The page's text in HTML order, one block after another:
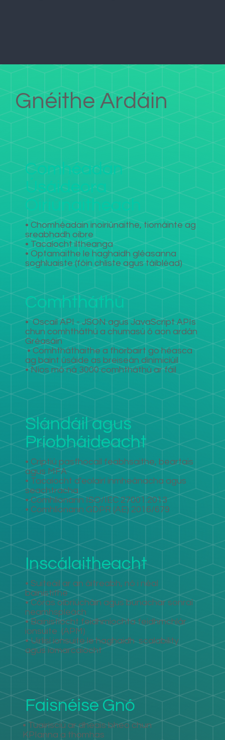
Comhéadan
Úsáideora
Oiriúnaitheach
• Chomhéadain inoiriúnaithe, tiomáinte ag
sreabhadh oibre
• Tacaíocht iltheanga
• Optamaithe le haghaidh gléasanna
soghluaiste (fóin chliste agus táibléad)
Comhtháthú
• Oscail API - JSON agus JavaScript APIs
chun comhtháthú a chumasú ó aon ardán
Gréasáin
​• Comhtháthaithe a fhorbairt go héasca
ag baint úsáide as breiseán dinimiciúil
• Níos mó ná 3000 comhtháthú ar fáil
Slándáil agus
Príobháideacht
• Criptiú pasfhocail feabhsaithe, beartais
agus MFA
• Tacaíocht d'eolairí inmheánacha agus
seachtracha
• Comhlíonann ISO/IEC 27001:2013
• Comhlíonann GDPR (AE) 2016/679
Inscálaitheacht
• Suiteáil ar an áitreabh, nó i néal
bainistithe
• Córas oibriúcháin agus bunachar sonraí
neamhspleách
• Bainistíocht feidhmíochta feidhmchlár
ionsuite (APM)
• Uirlisí ionsuite le haghaidh scalability
agus iomarcaíocht
Faisnéise Gnó
• Tuairisciú ar dheais bheo chun
KPIanna a thomhas
Gnéithe Ardáin